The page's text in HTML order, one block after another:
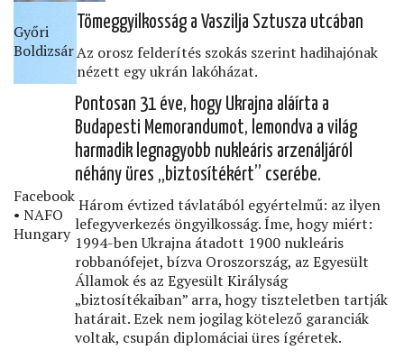
Győri
Boldizsár
Tömeggyilkosság a Vaszilja Sztusza utcában
Az orosz felderítés szokás szerint hadihajónak
nézett egy ukrán lakóházat.
Facebook
• NAFO
Hungary
Pontosan 31 éve, hogy Ukrajna aláírta a
Budapesti Memorandumot, lemondva a világ
harmadik legnagyobb nukleáris arzenáljáról
néhány üres „biztosítékért” cserébe.
Három évtized távlatából egyértelmű: az ilyen
lefegyverkezés öngyilkosság. Íme, hogy miért:
1994-ben Ukrajna átadott 1900 nukleáris
robbanófejet, bízva Oroszország, az Egyesült
Államok és az Egyesült Királyság
„biztosítékaiban” arra, hogy tiszteletben tartják
határait. Ezek nem jogilag kötelező garanciák
voltak, csupán diplomáciai üres ígéretek.